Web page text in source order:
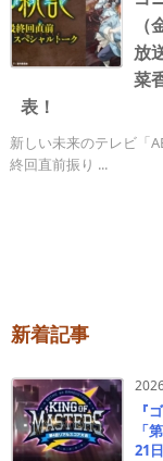
放
菜
表！
新しい未来のテレビ「
終回直前振り ...
新着記事
『
「
21